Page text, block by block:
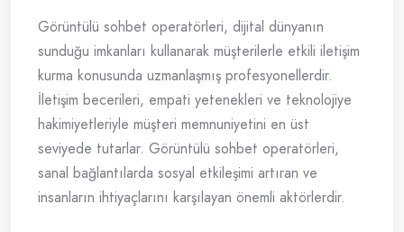
Görüntülü sohbet operatörleri, dijital dünyanın
sunduğu imkanları kullanarak müşterilerle etkili iletişim
kurma konusunda uzmanlaşmış profesyonellerdir.
İletişim becerileri, empati yetenekleri ve teknolojiye
hakimiyetleriyle müşteri memnuniyetini en üst
seviyede tutarlar. Görüntülü sohbet operatörleri,
sanal bağlantılarda sosyal etkileşimi artıran ve
insanların ihtiyaçlarını karşılayan önemli aktörlerdir.